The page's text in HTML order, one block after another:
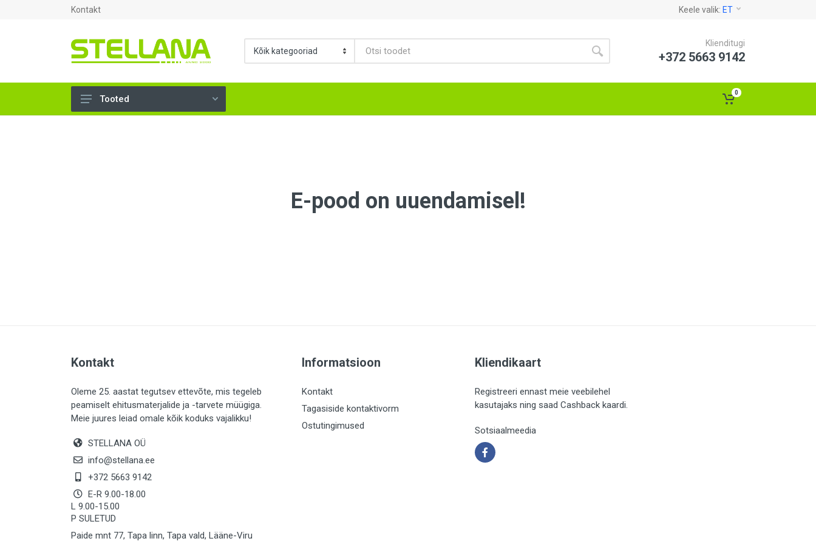
Kontakt Keele valik: ET
Klienditugi
+372 5663 9142
LIISTUD (183)
KIVID (31)
KATTED (132)
MAALRITARBED (1025)
SOOJUSTUS (16)
KEEMIA (220)
TÖÖRIIDED (117)
SAUN (8)
Tooted
0
E-pood on uuendamisel!
Kontakt
Oleme 25. aastat tegutsev ettevõte, mis tegeleb
peamiselt ehitusmaterjalide ja -tarvete müügiga.
Meie juures leiad omale kõik koduks vajalikku!
STELLANA OÜ
info@stellana.ee
+372 5663 9142
E-R 9.00-18.00
L 9.00-15.00
P SULETUD
Paide mnt 77, Tapa linn, Tapa vald, Lääne-Viru
Informatsioon
Kontakt
Tagasiside kontaktivorm
Ostutingimused
Kliendikaart
Registreeri ennast meie veebilehel
kasutajaks ning saad Cashback kaardi.
Sotsiaalmeedia